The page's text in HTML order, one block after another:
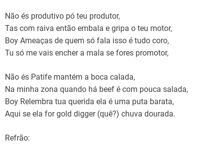
Não és produtivo pó teu produtor,
Tas com raiva então embala e gripa o teu motor,
Boy Ameaças de quem só fala isso é tudo coro,
Tu só me vais encher a mala se fores promotor,
Não és Patife mantém a boca calada,
Na minha zona quando há beef é com pouca salada,
Boy Relembra tua querida ela é uma puta barata,
Aqui se ela for gold digger (quê?) chuva dourada.
Refrão: